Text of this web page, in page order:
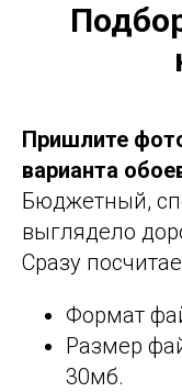
Пришлите
варианта
Бюджетный,
выглядело
Сразу
Формат
Размер
30мб.